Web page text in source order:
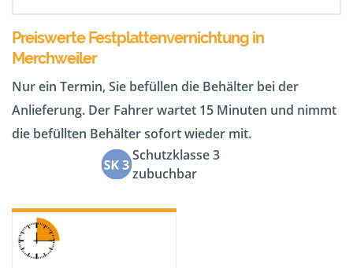
Preiswerte Festplattenvernichtung in
Merchweiler
Nur ein Termin, Sie befüllen die Behälter bei der
Anlieferung. Der Fahrer wartet 15 Minuten und nimmt
die befüllten Behälter sofort wieder mit.
Schutzklasse 3
zubuchbar